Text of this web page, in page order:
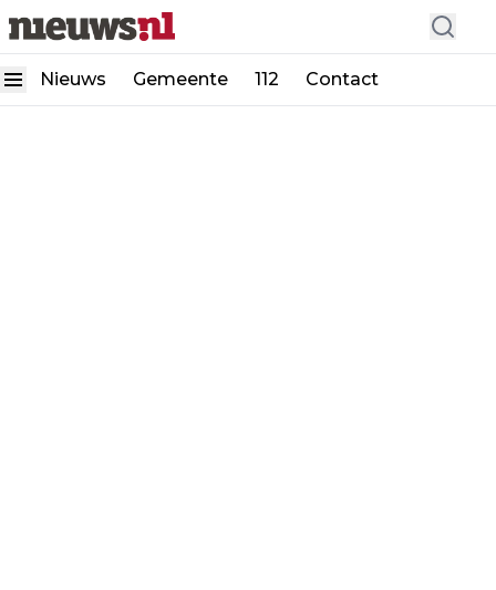
Nieuws Gemeente 112 Contact